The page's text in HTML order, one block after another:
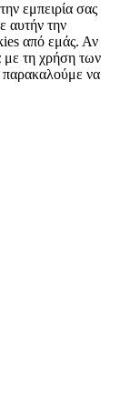
εμπειρία σας
αυτήν την
από εμάς. Αν
με τη χρήση των
παρακαλούμε να